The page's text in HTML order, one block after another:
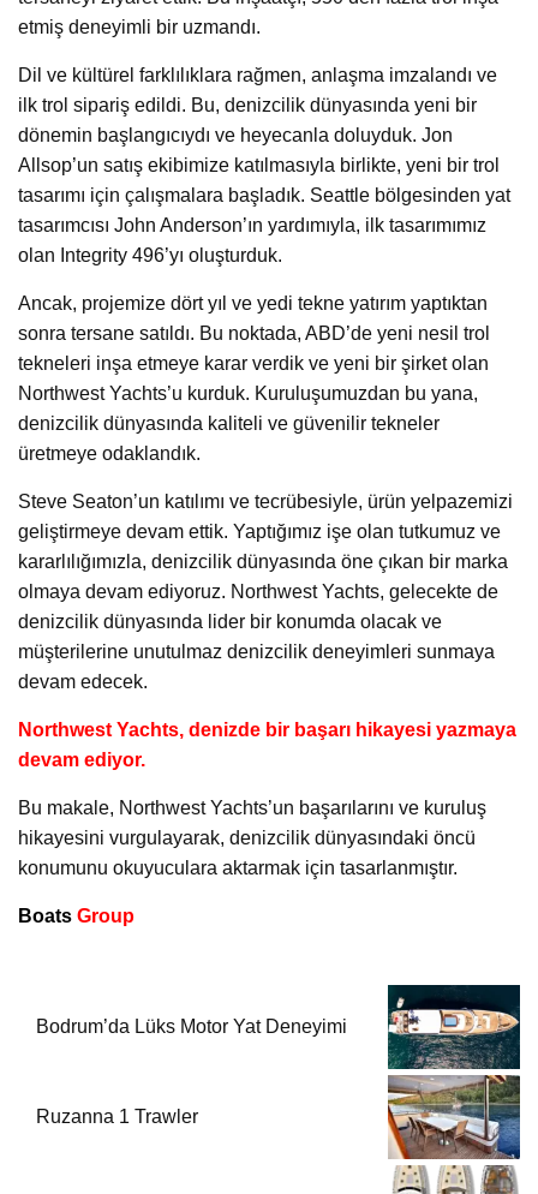
etmiş deneyimli bir uzmandı.
Dil ve kültürel farklılıklara rağmen, anlaşma imzalandı ve
ilk trol sipariş edildi. Bu, denizcilik dünyasında yeni bir
dönemin başlangıcıydı ve heyecanla doluyduk. Jon
Allsop’un satış ekibimize katılmasıyla birlikte, yeni bir trol
tasarımı için çalışmalara başladık. Seattle bölgesinden yat
tasarımcısı John Anderson’ın yardımıyla, ilk tasarımımız
olan Integrity 496’yı oluşturduk.
Ancak, projemize dört yıl ve yedi tekne yatırım yaptıktan
sonra tersane satıldı. Bu noktada, ABD’de yeni nesil trol
tekneleri inşa etmeye karar verdik ve yeni bir şirket olan
Northwest Yachts’u kurduk. Kuruluşumuzdan bu yana,
denizcilik dünyasında kaliteli ve güvenilir tekneler
üretmeye odaklandık.
Steve Seaton’un katılımı ve tecrübesiyle, ürün yelpazemizi
geliştirmeye devam ettik. Yaptığımız işe olan tutkumuz ve
kararlılığımızla, denizcilik dünyasında öne çıkan bir marka
olmaya devam ediyoruz. Northwest Yachts, gelecekte de
denizcilik dünyasında lider bir konumda olacak ve
müşterilerine unutulmaz denizcilik deneyimleri sunmaya
devam edecek.
Northwest Yachts, denizde bir başarı hikayesi yazmaya
devam ediyor.
Bu makale, Northwest Yachts’un başarılarını ve kuruluş
hikayesini vurgulayarak, denizcilik dünyasındaki öncü
konumunu okuyuculara aktarmak için tasarlanmıştır.
Boats Group
Bodrum’da Lüks Motor Yat Deneyimi
Ruzanna 1 Trawler